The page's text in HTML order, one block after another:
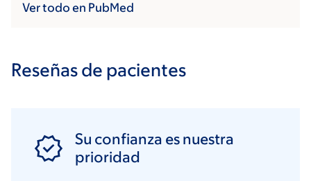
Ver todo en PubMed
Reseñas de pacientes
Su confianza es nuestra
prioridad